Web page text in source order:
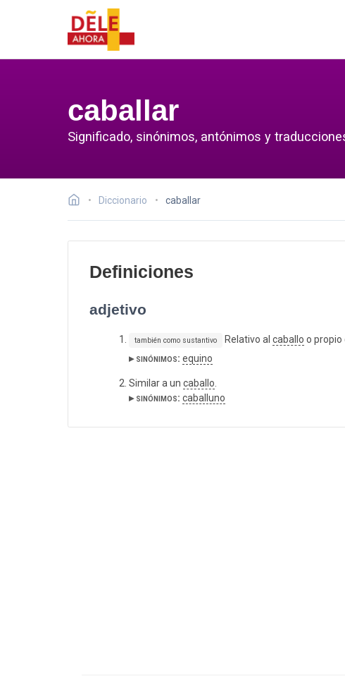
caballar
Significado, sinónimos, antónimos y
Diccionario caballar
Definiciones
adjetivo
también como sustantivo Relativo al caballo o propio
▸ sinónimos: equino
Similar a un caballo.
▸ sinónimos: caballuno